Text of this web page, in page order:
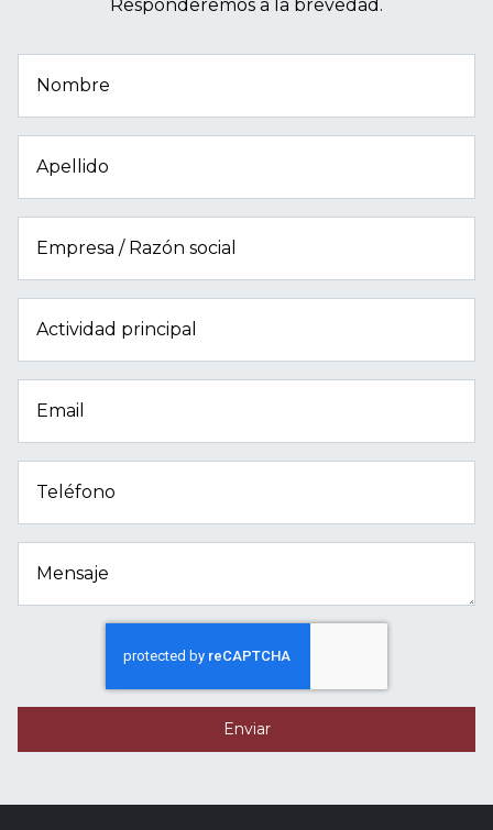
Responderemos a la brevedad.
Nombre
Apellido
Empresa / Razón social
Actividad principal
Email
Teléfono
Mensaje
Enviar